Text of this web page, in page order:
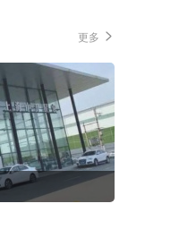
更多